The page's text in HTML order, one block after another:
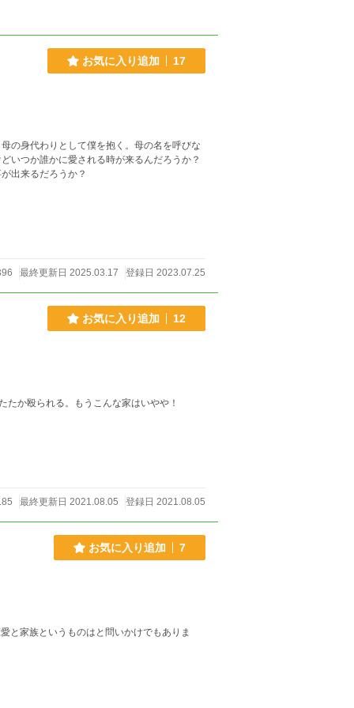
お気に入り追加 17
の身代わりとして僕を抱く。母の名を呼びな
いつか誰かに愛される時が来るんだろうか？
出来るだろうか？
最終更新日 2025.03.17 登録日 2023.07.25
お気に入り追加 12
か殴られる。もうこんな家はいやや！
最終更新日 2021.08.05 登録日 2021.08.05
お気に入り追加 7
と家族というものはと問いかけでもありま